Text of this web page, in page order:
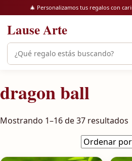
Saltar al contenido
🎄 Personalizamos tus regalos con
Lause Arte
Buscar productos
dragon ball
Mostrando 1–16 de 37 resultados